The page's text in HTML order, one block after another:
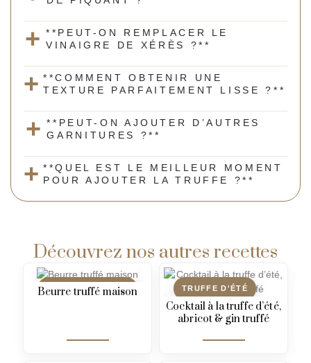
**PEUT-ON REMPLACER LE
VINAIGRE DE XÉRÈS ?**
**COMMENT OBTENIR UNE
TEXTURE PARFAITEMENT LISSE ?**
**PEUT-ON AJOUTER D’AUTRES
GARNITURES ?**
**QUEL EST LE MEILLEUR MOMENT
POUR AJOUTER LA TRUFFE ?**
Découvrez nos autres recettes
TRUFFE NOIRE FRAÎCHE
Beurre truffé maison TRUFFE D'ÉTÉ
Cocktail à la truffe d’été,
abricot & gin truffé